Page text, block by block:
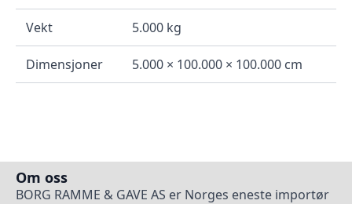
Vekt 5.000 kg
Dimensjoner 5.000 × 100.000 × 100.000 cm
Om oss
BORG RAMME & GAVE AS er Norges eneste importør